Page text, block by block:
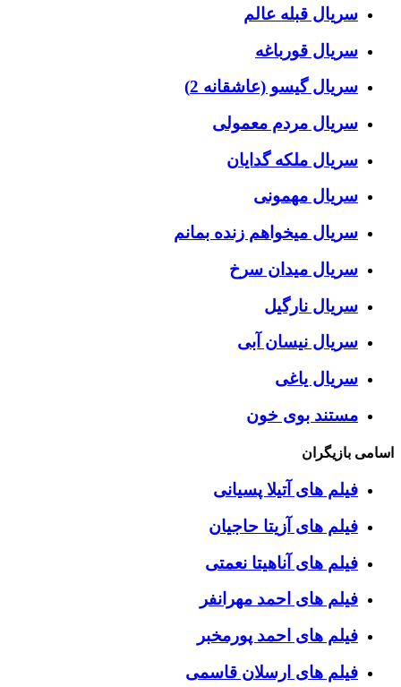
سریال قبله عالم
سریال قورباغه
سریال گیسو (عاشقانه 2)
سریال مردم معمولی
سریال ملکه گدایان
سریال مهمونی
سریال میخواهم زنده بمانم
سریال میدان سرخ
سریال نارگیل
سریال نیسان آبی
سریال یاغی
مستند بوی خون
اسامی بازیگران
فیلم های آتیلا پسیانی
فیلم های آزیتا حاجیان
فیلم های آناهیتا نعمتی
فیلم های احمد مهرانفر
فیلم های احمد پورمخبر
فیلم های ارسلان قاسمی